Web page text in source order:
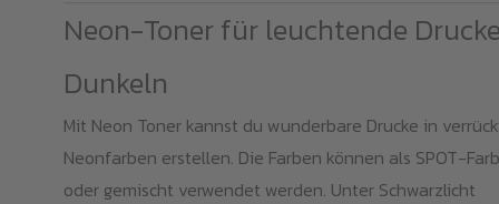
gewählt
werden
Neon-Toner für leuchtende
Dunkeln
Mit Neon Toner kannst du wunderbare Drucke in
Neonfarben erstellen. Die Farben können als SPOT-
oder gemischt verwendet werden. Unter Schwarzlicht